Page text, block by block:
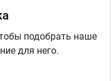
подобрать наше
для него.